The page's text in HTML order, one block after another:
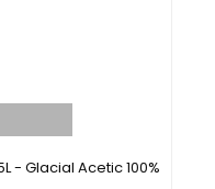
- Glacial Acetic 100%